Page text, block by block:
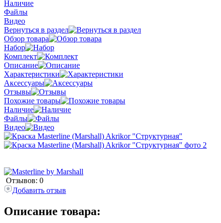
Наличие
Файлы
Видео
Вернуться в раздел
Обзор товара
Набор
Комплект
Описание
Характеристики
Аксессуары
Отзывы
Похожие товары
Наличие
Файлы
Видео
Отзывов: 0
Добавить отзыв
Описание товара: